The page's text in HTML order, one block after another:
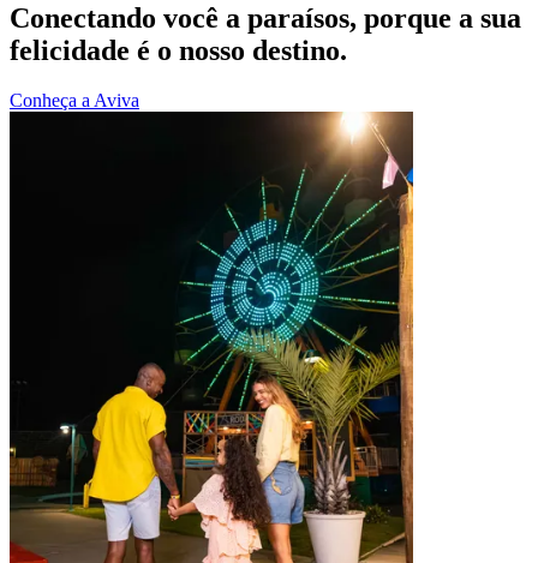
Conectando você a paraísos, porque a sua
felicidade é o nosso destino.
Conheça a Aviva